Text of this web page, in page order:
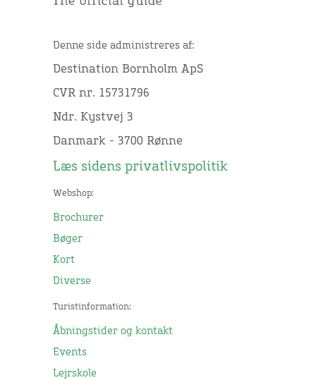
Denne side administreres af:
Destination Bornholm ApS
CVR nr. 15731796
Ndr. Kystvej 3
Danmark - 3700 Rønne
Læs sidens privatlivspolitik
Webshop:
Brochurer
Bøger
Kort
Diverse
Turistinformation:
Åbningstider og kontakt
Events
Lejrskole